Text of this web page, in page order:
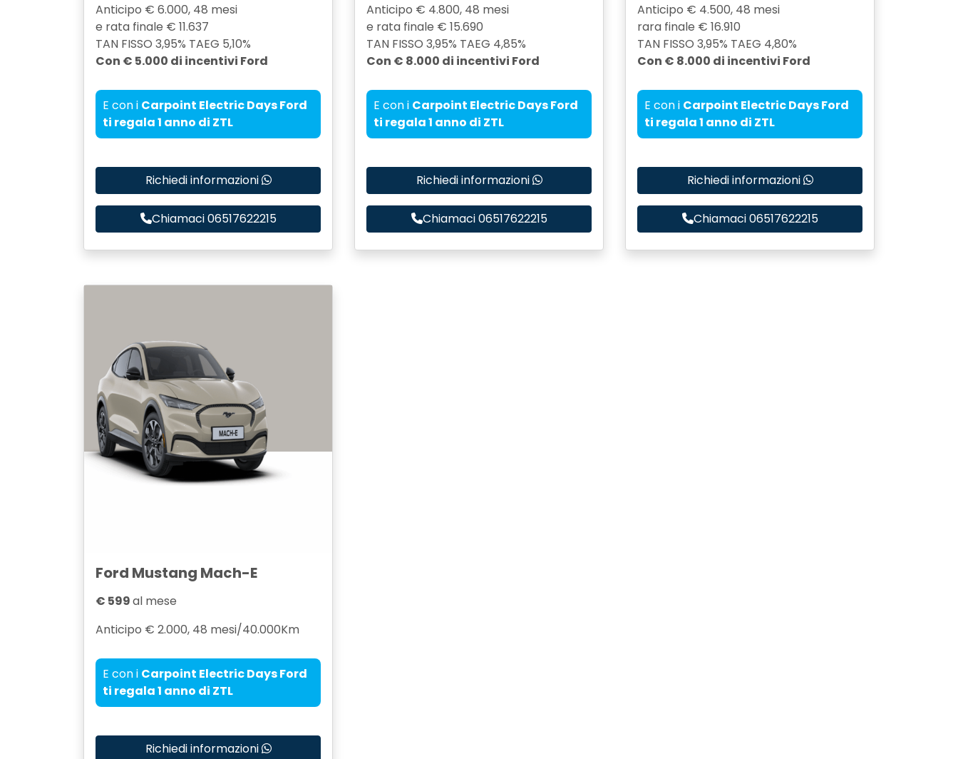
Anticipo € 6.000, 48 mesi
e rata finale € 11.637
TAN FISSO 3,95% TAEG 5,10%
Con € 5.000 di incentivi Ford
E con i Carpoint Electric Days Ford
ti regala 1 anno di ZTL
Richiedi informazioni
Chiamaci 06517622215
Anticipo € 4.800, 48 mesi
e rata finale € 15.690
TAN FISSO 3,95% TAEG 4,85%
Con € 8.000 di incentivi Ford
E con i Carpoint Electric Days Ford
ti regala 1 anno di ZTL
Richiedi informazioni
Chiamaci 06517622215
Anticipo € 4.500, 48 mesi
rara finale € 16.910
TAN FISSO 3,95% TAEG 4,80%
Con € 8.000 di incentivi Ford
E con i Carpoint Electric Days Ford
ti regala 1 anno di ZTL
Richiedi informazioni
Chiamaci 06517622215
Ford Mustang Mach-E
€ 599al mese
Anticipo € 2.000, 48 mesi/40.000Km
E con i Carpoint Electric Days Ford
ti regala 1 anno di ZTL
Richiedi informazioni